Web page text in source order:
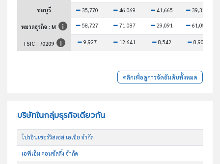
ชลบุรี 35,770 46,069 41,665 39,325
หมวดธุรกิจ : M 58,727 71,087 29,091 61,059
TSIC : 70209 9,927 12,641 8,542 8,905
คลิกเพื่อดูการจัดอันดับทั้งหมด
บริษัทในกลุ่มธุรกิจเดียวกัน
โปรอินเซอร์วิสเซส เอเชีย จำกัด
เอพีเอ็ม คอนซัลติ้ง จำกัด